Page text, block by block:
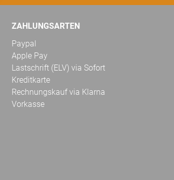
ZAHLUNGSARTEN
Paypal
Apple Pay
Lastschrift (ELV) via Sofort
Kreditkarte
Rechnungskauf via Klarna
Vorkasse